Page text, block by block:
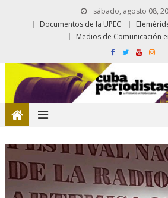
sábado, agosto 08,
Documentos de la UPEC
Medios de Comunicación